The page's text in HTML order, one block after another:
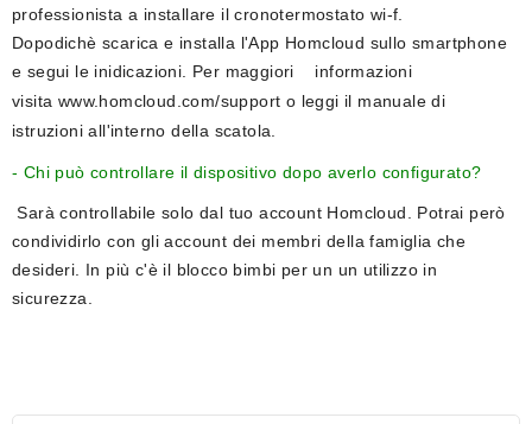
professionista a installare il cronotermostato wi-f.
Dopodichè scarica e installa l'App Homcloud sullo smartphone
e segui le inidicazioni. Per maggiori informazioni
visita www.homcloud.com/support o leggi il manuale di
istruzioni all'interno della scatola.
- Chi può controllare il dispositivo dopo averlo configurato?
Sarà controllabile solo dal tuo account Homcloud. Potrai però
condividirlo con gli account dei membri della famiglia che
desideri. In più c'è il blocco bimbi per un un utilizzo in
sicurezza.